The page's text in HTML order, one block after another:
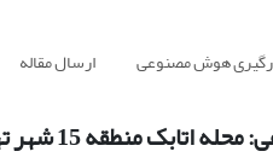
هوش مصنوعی ارسال مقاله
منطقه 15 شهر تهران